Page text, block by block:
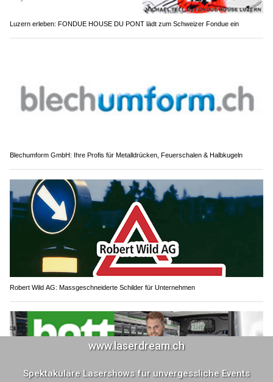
Luzern erleben: FONDUE HOUSE DU PONT lädt zum Schweizer Fondue ein
Blechumform GmbH: Ihre Profis für Metalldrücken, Feuerschalen & Halbkugeln
Robert Wild AG: Massgeschneiderte Schilder für Unternehmen